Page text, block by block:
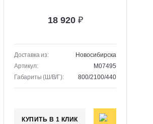
18 920 ₽
Доставка из:
Новосибирска
Артикул:
M07495
Габариты (Ш/В/Г):
800/2100/440
КУПИТЬ В 1 КЛИК